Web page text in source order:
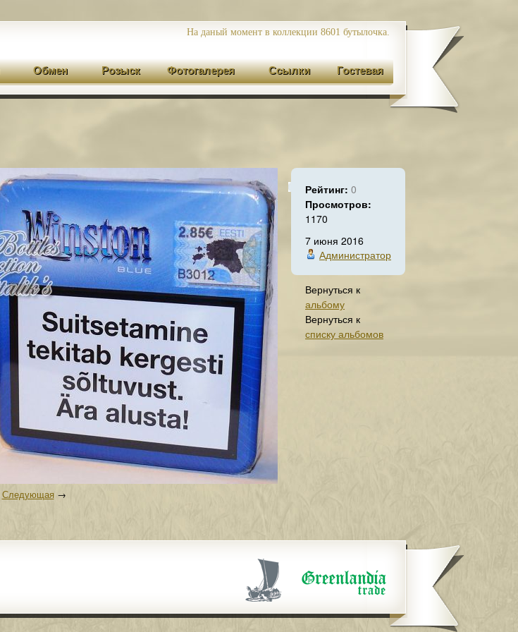
На даный момент в коллекции 8601 бутылочка.
Обмен Розыск Фотогалерея Ссылки Гостевая
Следующая→
Рейтинг: 0
Просмотров:
1170
7 июня 2016
Администратор
Вернуться к
альбому
Вернуться к
списку альбомов